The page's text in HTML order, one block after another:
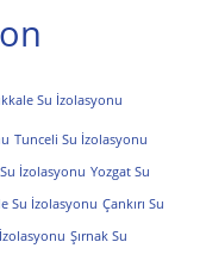
Su İzolasyonu
Tunceli Su İzolasyonu
İzolasyonu Yozgat Su
Su İzolasyonu Çankırı Su
Şırnak Su